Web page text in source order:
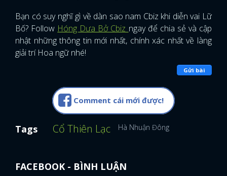
Bạn có suy nghĩ gì về dàn sao nam Cbiz khi diễn vai Lữ
Bố? Follow Hóng Dưa Bở Cbiz ngay để chia sẻ và cập
nhật những thông tin mới nhất, chính xác nhất về làng
giải trí Hoa ngữ nhé!
Gửi bài
Comment cái mới được!
Tags Cổ Thiên Lạc Hà Nhuận Đông
FACEBOOK - BÌNH LUẬN